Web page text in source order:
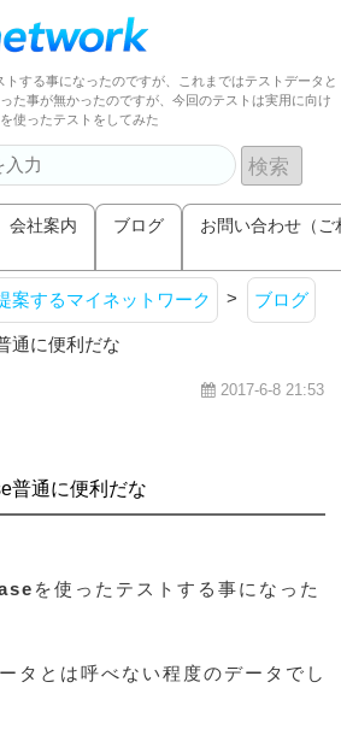
する事になったのですが、これまではテストデータと
た事が無かったのですが、今回のテストは実用に向け
使ったテストをしてみた
会社案内 ブログ お問い合わせ（
案するマイネットワーク > ブログ
通に便利だな
2017-6-8 21:53
普通に便利だな
を使ったテストする事になった
タとは呼べない程度のデータでし